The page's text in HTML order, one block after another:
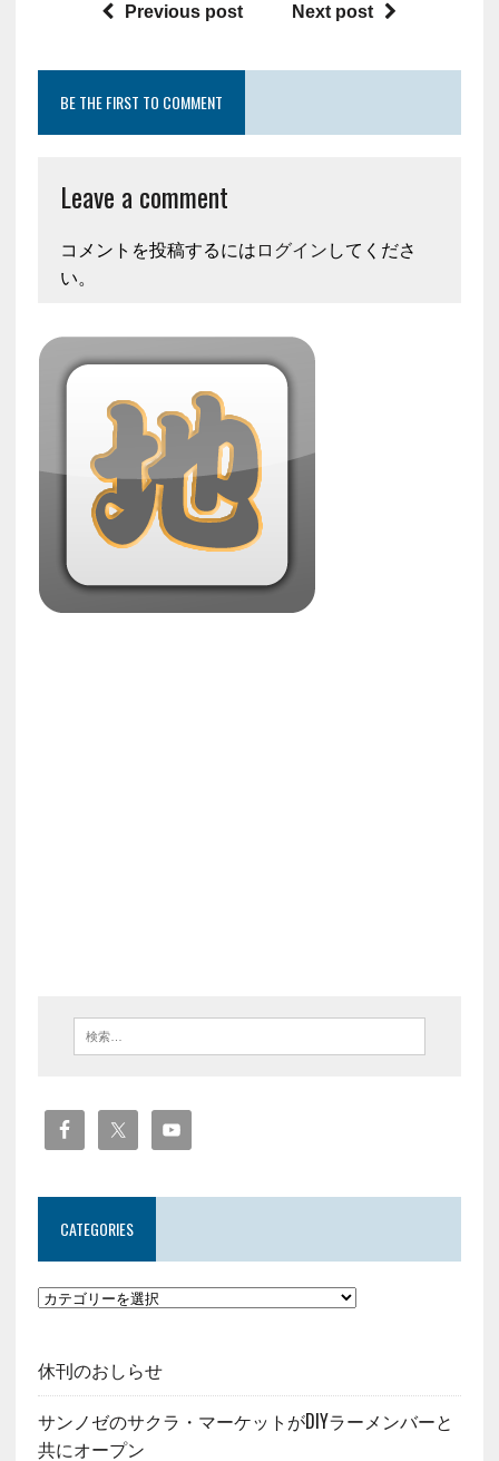
Previous post Next post
BE THE FIRST TO COMMENT
Leave a comment
コメントを投稿するには ログイン してくださ
い。
CATEGORIES
休刊のおしらせ
サンノゼのサクラ・マーケットがDIYラーメンバーと
共にオープン